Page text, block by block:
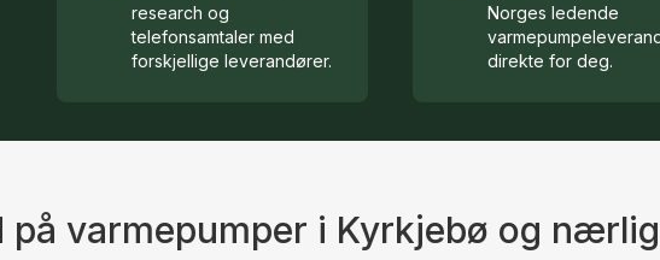
research og
telefonsamtaler med
forskjellige leverandører.
Norges ledende
direkte for deg.
på varmepumper i Kyrkjebø og